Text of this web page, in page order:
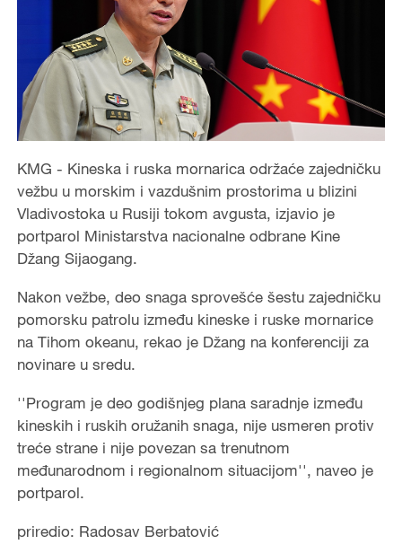
KMG - Kineska i ruska mornarica održaće zajedničku
vežbu u morskim i vazdušnim prostorima u blizini
Vladivostoka u Rusiji tokom avgusta, izjavio je
portparol Ministarstva nacionalne odbrane Kine
Džang Sijaogang.
Nakon vežbe, deo snaga sprovešće šestu zajedničku
pomorsku patrolu između kineske i ruske mornarice
na Tihom okeanu, rekao je Džang na konferenciji za
novinare u sredu.
''Program je deo godišnjeg plana saradnje između
kineskih i ruskih oružanih snaga, nije usmeren protiv
treće strane i nije povezan sa trenutnom
međunarodnom i regionalnom situacijom'', naveo je
portparol.
priredio: Radosav Berbatović